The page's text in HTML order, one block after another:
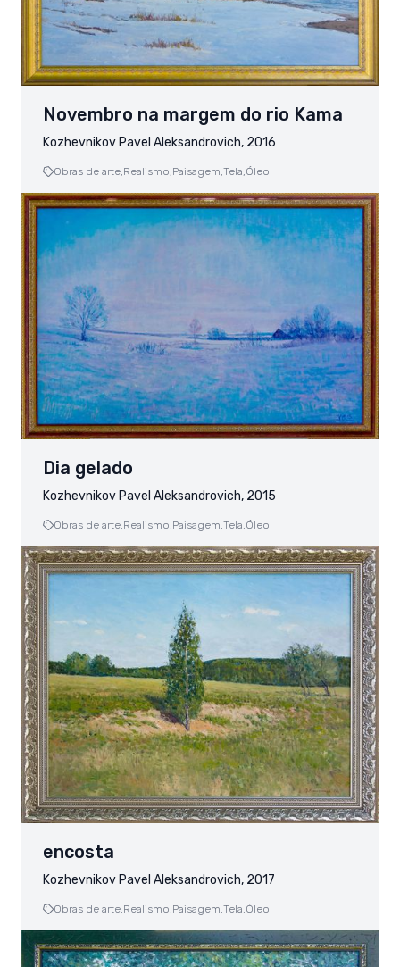
Novembro na margem do rio Kama
Kozhevnikov Pavel Aleksandrovich, 2016
Obras de arte, Realismo, Paisagem, Tela, Óleo
Dia gelado
Kozhevnikov Pavel Aleksandrovich, 2015
Obras de arte, Realismo, Paisagem, Tela, Óleo
encosta
Kozhevnikov Pavel Aleksandrovich, 2017
Obras de arte,Realismo,Paisagem,Tela,Óleo